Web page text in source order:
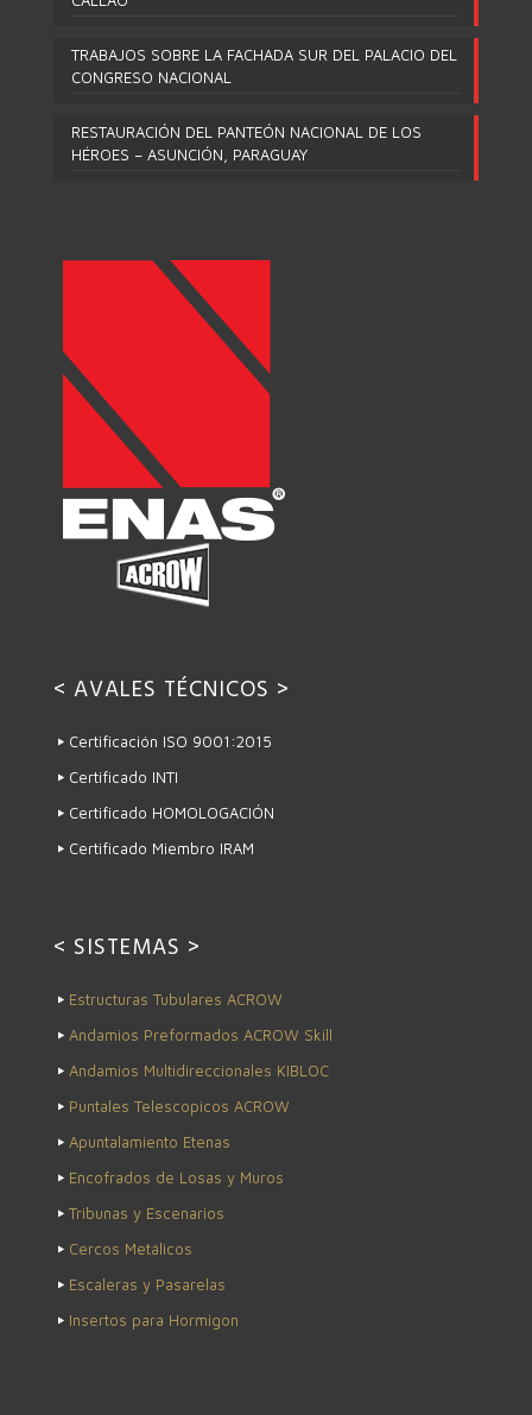
TRABAJOS SOBRE LA FACHADA SUR DEL PALACIO DEL
CONGRESO NACIONAL
RESTAURACIÓN DEL PANTEÓN NACIONAL DE LOS
HÉROES – ASUNCIÓN, PARAGUAY
< AVALES TÉCNICOS >
Certificación ISO 9001:2015
Certificado INTI
Certificado HOMOLOGACIÓN
Certificado Miembro IRAM
< SISTEMAS >
Estructuras Tubulares ACROW
Andamios Preformados ACROW Skill
Andamios Multidireccionales KIBLOC
Puntales Telescopicos ACROW
Apuntalamiento Etenas
Encofrados de Losas y Muros
Tribunas y Escenarios
Cercos Metálicos
Escaleras y Pasarelas
Insertos para Hormigon